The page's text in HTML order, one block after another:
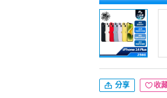
分享 收